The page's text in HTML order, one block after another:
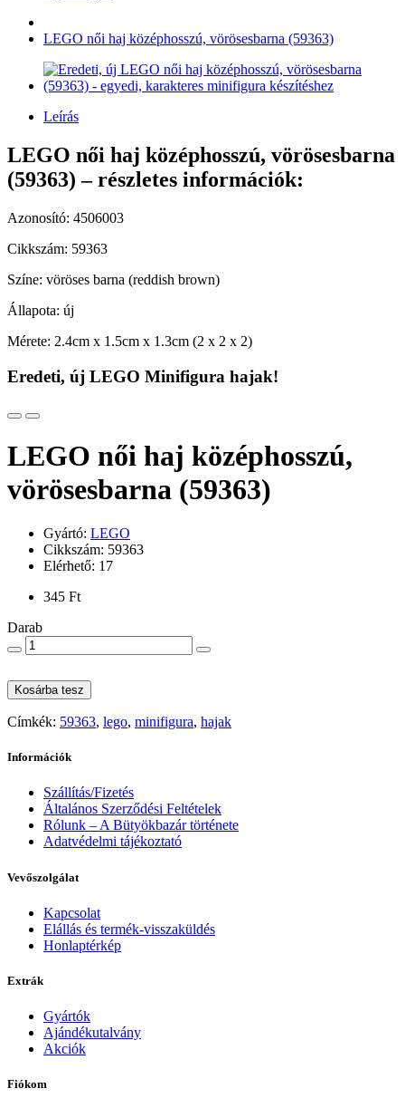
LEGO női haj középhosszú, vörösesbarna (59363)
Leírás
LEGO női haj középhosszú, vörösesbarna
(59363) – részletes információk:
Azonosító: 4506003
Cikkszám: 59363
Színe: vöröses barna (reddish brown)
Állapota: új
Mérete: 2.4cm x 1.5cm x 1.3cm (2 x 2 x 2)
Eredeti, új LEGO Minifigura hajak!
LEGO női haj középhosszú,
vörösesbarna (59363)
Gyártó: LEGO
Cikkszám: 59363
Elérhető: 17
345 Ft
Darab
Kosárba tesz
Címkék: 59363, lego, minifigura, hajak
Információk
Szállítás/Fizetés
Általános Szerződési Feltételek
Rólunk – A Bütyökbazár története
Adatvédelmi tájékoztató
Vevőszolgálat
Kapcsolat
Elállás és termék-visszaküldés
Honlaptérkép
Extrák
Gyártók
Ajándékutalvány
Akciók
Fiókom